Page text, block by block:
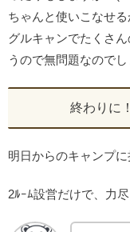
ちゃんと使いこなせる
グルキャンでたくさ
うので無問題なので
終わりに
明日からのキャンプ
2ﾙｰﾑ設営だけで、力